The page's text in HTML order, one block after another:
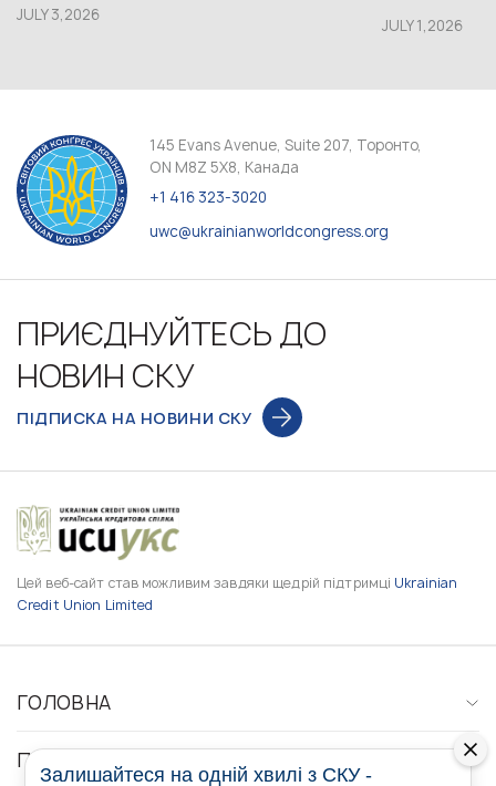
JULY 3,2026
JULY 1,2026
145 Evans Avenue, Suite 207, Торонто,
ON M8Z 5X8, Канада
+1 416 323-3020
uwc@ukrainianworldcongress.org
ПРИЄДНУЙТЕСЬ ДО
НОВИН СКУ
ПІДПИСКА НА НОВИНИ СКУ
Цей веб-сайт став можливим завдяки щедрій підтримці Ukrainian
Credit Union Limited
ГОЛОВНА
ПРО НАС
Залишайтеся на одній хвилі з СКУ -